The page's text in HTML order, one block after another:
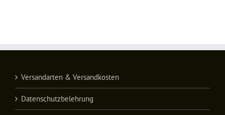
Versandarten & Versandkosten
Datenschutzbelehrung